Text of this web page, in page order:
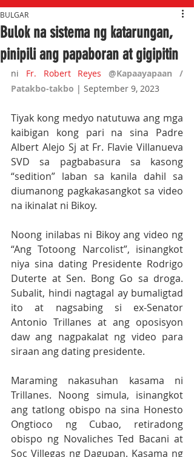
Bulok na sistema ng katarungan,
pinipili ang papaboran at gigipitin
BULGAR
ni Fr. Robert Reyes
@Kapaayapaan /
Patakbo-takbo | September 9, 2023
Tiyak kong medyo natutuwa ang mga
kaibigan kong pari na sina Padre
Albert Alejo Sj at Fr. Flavie Villanueva
SVD sa pagbabasura sa kasong
“sedition” laban sa kanila dahil sa
diumanong pagkakasangkot sa video
na ikinalat ni Bikoy.
Noong inilabas ni Bikoy ang video ng
“Ang Totoong Narcolist”, isinangkot
niya sina dating Presidente Rodrigo
Duterte at Sen. Bong Go sa droga.
Subalit, hindi nagtagal ay bumaligtad
ito at nagsabing si ex-Senator
Antonio Trillanes at ang oposisyon
daw ang nagpakalat ng video para
siraan ang dating presidente.
Maraming nakasuhan kasama ni
Trillanes. Noong simula, isinangkot
ang tatlong obispo na sina Honesto
Ongtioco ng Cubao, retiradong
obispo ng Novaliches Ted Bacani at
Soc Villegas ng Dagupan. Kasama ng